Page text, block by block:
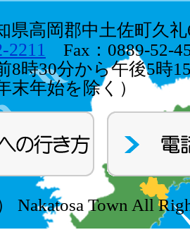
県高岡郡中土佐町久礼
2211 Fax：0889-52-
8時30分から午後5時
末年始を除く）
Nakatosa Town All